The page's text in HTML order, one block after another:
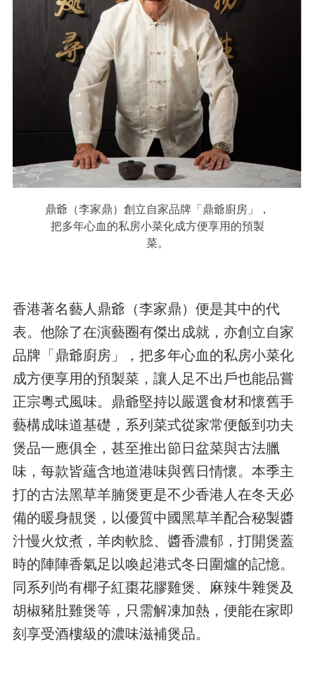
鼎爺（李家鼎）創立自家品牌「鼎爺廚房」，
把多年心血的私房小菜化成方便享用的預製
菜。
香港著名藝人鼎爺（李家鼎）便是其中的代
表。他除了在演藝圈有傑出成就，亦創立自家
品牌「鼎爺廚房」，把多年心血的私房小菜化
成方便享用的預製菜，讓人足不出戶也能品嘗
正宗粵式風味。鼎爺堅持以嚴選食材和懷舊手
藝構成味道基礎，系列菜式從家常便飯到功夫
煲品一應俱全，甚至推出節日盆菜與古法臘
味，每款皆蘊含地道港味與舊日情懷。本季主
打的古法黑草羊腩煲更是不少香港人在冬天必
備的暖身靚煲，以優質中國黑草羊配合秘製醬
汁慢火炆煮，羊肉軟腍、醬香濃郁，打開煲蓋
時的陣陣香氣足以喚起港式冬日圍爐的記憶。
同系列尚有椰子紅棗花膠雞煲、麻辣牛雜煲及
胡椒豬肚雞煲等，只需解凍加熱，便能在家即
刻享受酒樓級的濃味滋補煲品。